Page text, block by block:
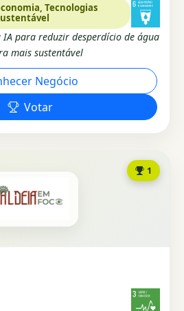
Tecnologias
para reduzir desperdício de água
mais sustentável
Negócio
Votar
1